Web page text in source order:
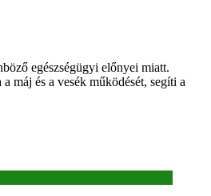
egészségügyi előnyei miatt.
máj és a vesék működését, segíti a